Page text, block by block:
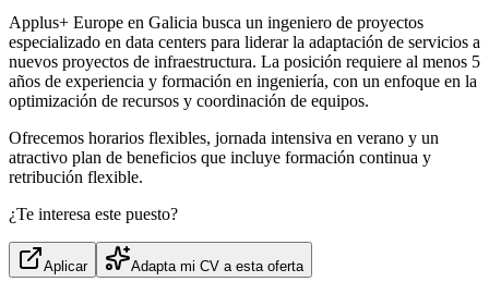
Applus+ Europe en Galicia busca un ingeniero de proyectos
especializado en data centers para liderar la adaptación de servicios a
nuevos proyectos de infraestructura. La posición requiere al menos 5
años de experiencia y formación en ingeniería, con un enfoque en la
optimización de recursos y coordinación de equipos.
Ofrecemos horarios flexibles, jornada intensiva en verano y un
atractivo plan de beneficios que incluye formación continua y
retribución flexible.
¿Te interesa este puesto?
Aplicar Adapta mi CV a esta oferta